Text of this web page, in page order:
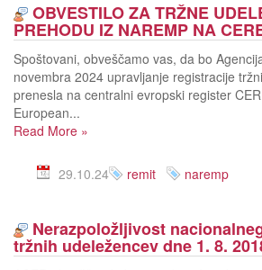
OBVESTILO ZA TRŽNE
PREHODU IZ NAREMP NA
Spoštovani, obveščamo vas, da bo
novembra 2024 upravljanje registracije
prenesla na centralni evropski register
European...
Read More »
29.10.24 remit naremp
Nerazpoložljivost
tržnih udeležencev dne 1. 8.